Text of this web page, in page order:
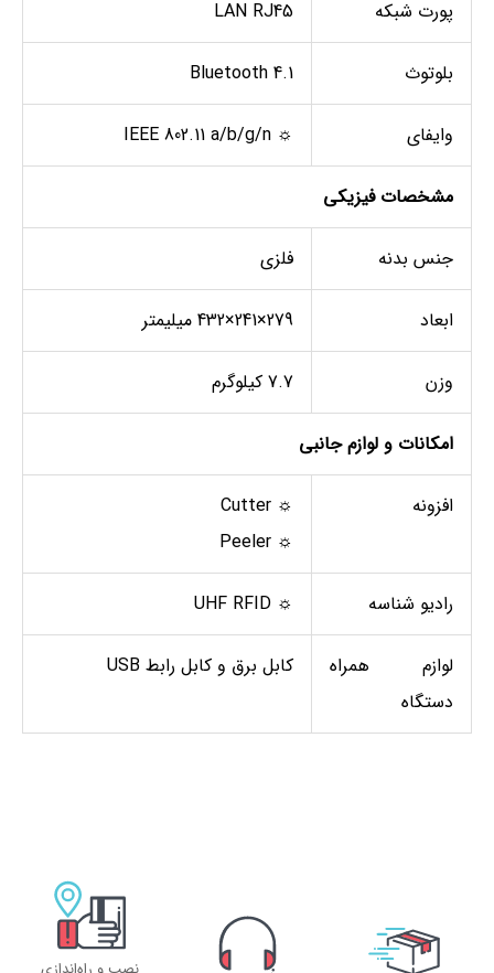
پورت شبکه LAN RJ45
بلوتوث Bluetooth 4.1
وایفای ☼ IEEE 802.11 a/b/g/n
مشخصات فیزیکی
جنس بدنه فلزی
ابعاد 279×241×432 میلیمتر
وزن 7.7 کیلوگرم
امکانات و لوازم جانبی
افزونه
☼ Cutter
☼ Peeler
رادیو شناسه ☼ UHF RFID
لوازم همراه
دستگاه
کابل برق و کابل رابط USB